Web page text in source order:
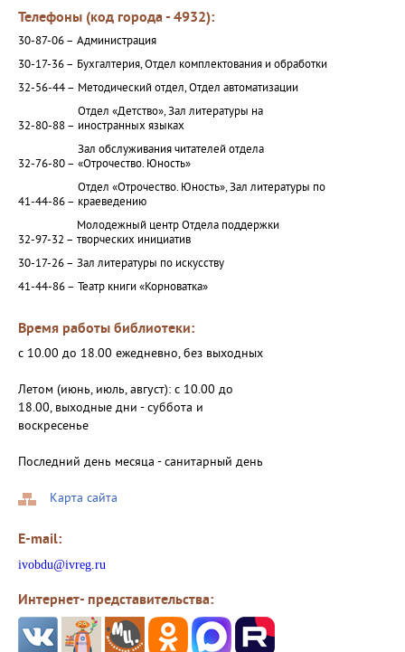
Телефоны (код города - 4932):
30-87-06 – Администрация
30-17-36 – Бухгалтерия, Отдел комплектования и обработки
32-56-44 – Методический отдел, Отдел автоматизации
32-80-88 –
Отдел «Детство», Зал литературы на
иностранных языках
32-76-80 –
Зал обслуживания читателей отдела
«Отрочество. Юность»
41-44-86 –
Отдел «Отрочество. Юность», Зал литературы по
краеведению
32-97-32 –
Молодежный центр Отдела поддержки
творческих инициатив
30-17-26 – Зал литературы по искусству
41-44-86 – Театр книги «Корноватка»
Время работы библиотеки:
с 10.00 до 18.00 ежедневно, без выходных
Летом (июнь, июль, август): с 10.00 до
18.00, выходные дни - суббота и
воскресенье
Последний день месяца - санитарный день
Карта сайта
E-mail:
ivobdu@ivreg.ru
Интернет- представительства: